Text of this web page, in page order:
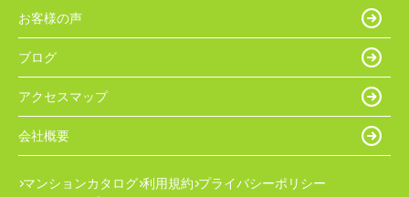
お客様の声
ブログ
アクセスマップ
会社概要
マンションカタログ 利用規約 プライバシーポリシー